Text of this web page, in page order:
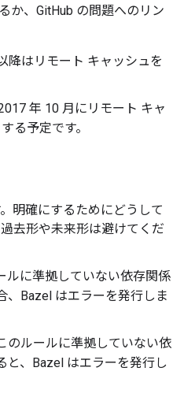
か、GitHub の問題へのリン
降はリモート キャッシュを
年 10 月にリモート キャ
る予定です。
明確にするためにどうして
去形や未来形は避けてくだ
ルに準拠していない依存関係
、Bazel はエラーを発行しま
のルールに準拠していない依
と、Bazel はエラーを発行し